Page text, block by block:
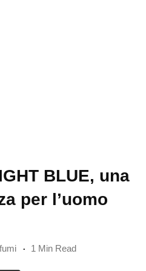
BLUE, una
per l’uomo
1 Min Read